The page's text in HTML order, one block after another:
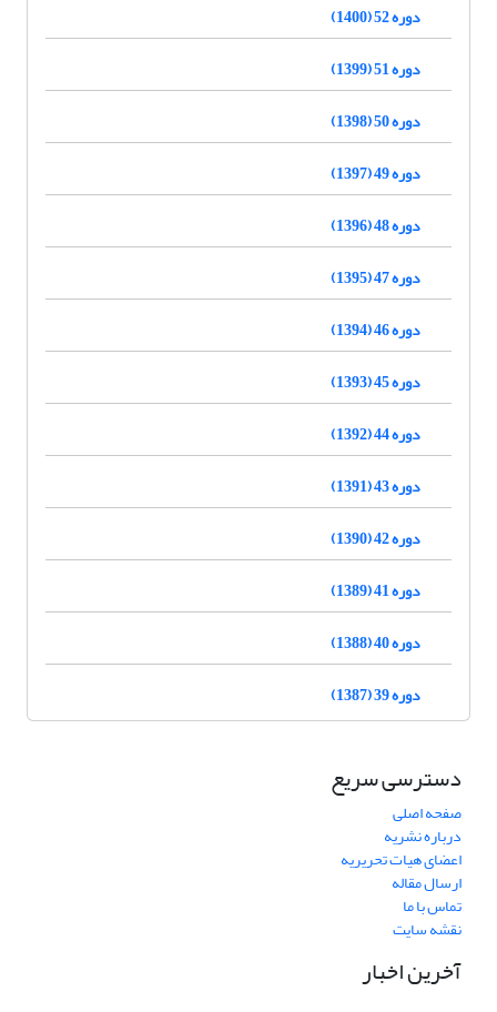
دوره 52 (1400)
دوره 51 (1399)
دوره 50 (1398)
دوره 49 (1397)
دوره 48 (1396)
دوره 47 (1395)
دوره 46 (1394)
دوره 45 (1393)
دوره 44 (1392)
دوره 43 (1391)
دوره 42 (1390)
دوره 41 (1389)
دوره 40 (1388)
دوره 39 (1387)
دسترسی سریع
صفحه اصلی
درباره نشریه
اعضای هیات تحریریه
ارسال مقاله
تماس با ما
نقشه سایت
آخرین اخبار